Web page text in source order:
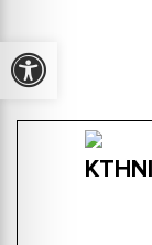
Προσβασιμότητα